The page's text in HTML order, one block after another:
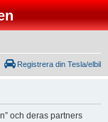
Registrera din Tesla/elbil
och deras partners